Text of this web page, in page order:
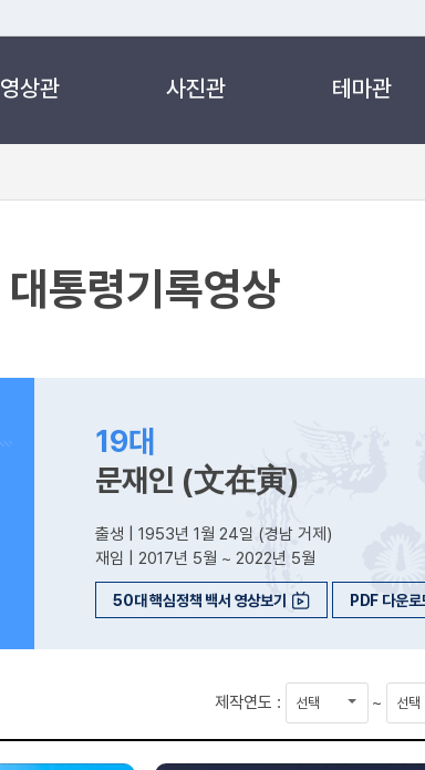
영상관 사진관 테마관
대통령기록영상
19대
문재인 (文在寅)
출생 | 1953년 1월 24일 (경남 거제)
재임 | 2017년 5월 ~ 2022년 5월
50대 핵심정책 백서 영상보기 PDF 다운로
제작연도 :
작
연
~
료
연